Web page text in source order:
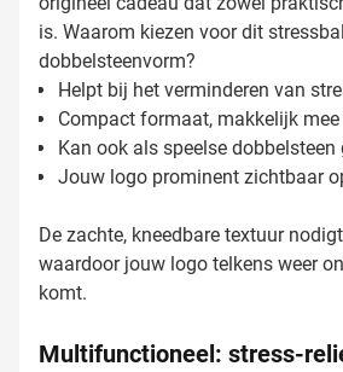
is. Waarom kiezen voor dit
dobbelsteenvorm?
Helpt bij het verminderen van
Compact formaat, makkelijk mee
Kan ook als speelse
Jouw logo prominent zichtbaar
De zachte, kneedbare textuur
waardoor jouw logo telkens weer
komt.
Multifunctioneel: stress-